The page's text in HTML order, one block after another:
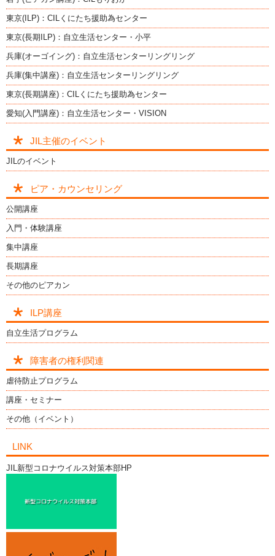
東京(ILP)：CILくにたち援助為センター
東京(長期ILP)：自立生活センター・小平
兵庫(オーゴイング)：自立生活センターリングリング
兵庫(集中講座)：自立生活センターリングリング
東京(長期講座)：CILくにたち援助為センター
愛知(入門講座)：自立生活センター・VISION
JIL主催のイベント
JILのイベント
ピア・カウンセリング
公開講座
入門・体験講座
集中講座
長期講座
その他のピアカン
ILP講座
自立生活プログラム
障害者の権利関連
虐待防止プログラム
講座・セミナー
その他（イベント）
LINK
JIL新型コロナウイルス対策本部HP